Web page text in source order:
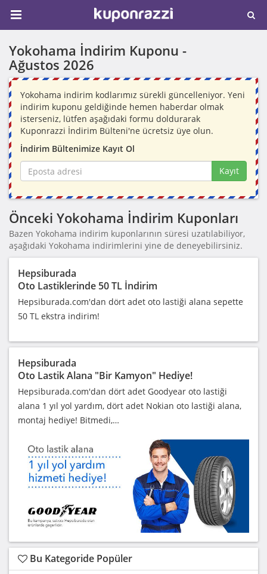
Yokohama İndirim Kuponu -
Ağustos 2026
Yokohama indirim kodlarımız sürekli güncelleniyor. Yeni
indirim kuponu geldiğinde hemen haberdar olmak
isterseniz, lütfen aşağıdaki formu doldurarak
Kuponrazzi İndirim Bülteni'ne ücretsiz üye olun.
İndirim Bültenimize Kayıt Ol
Kayıt
Önceki Yokohama İndirim Kuponları
Bazen Yokohama indirim kuponlarının süresi uzatılabiliyor,
aşağıdaki Yokohama indirimlerini yine de deneyebilirsiniz.
Hepsiburada
Oto Lastiklerinde 50 TL İndirim
Hepsiburada.com'dan dört adet oto lastiği alana sepette
50 TL ekstra indirim!
Hepsiburada
Oto Lastik Alana "Bir Kamyon" Hediye!
Hepsiburada.com'dan dört adet Goodyear oto lastiği
alana 1 yıl yol yardım, dört adet Nokian oto lastiği alana,
montaj hediye! Bitmedi,…
Bu Kategoride Popüler